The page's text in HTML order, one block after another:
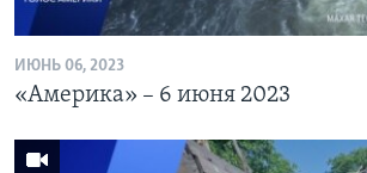
ИЮНЬ 06, 2023
«Америка» – 6 июня 2023